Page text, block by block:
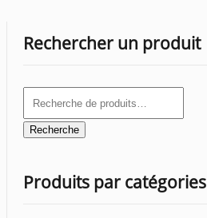
Rechercher un produit
Recherche
pour :
Recherche
Produits par catégories